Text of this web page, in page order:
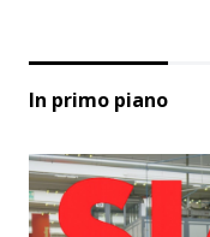
In primo piano